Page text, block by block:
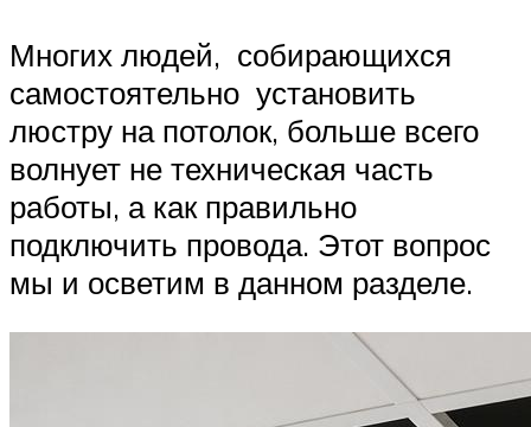
Многих людей, собирающихся
самостоятельно установить
люстру на потолок, больше всего
волнует не техническая часть
работы, а как правильно
подключить провода. Этот вопрос
мы и осветим в данном разделе.